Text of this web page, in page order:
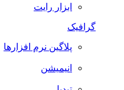
ابزار رایت
گرافیک
پلاگین نرم افزارها
انیمیشن